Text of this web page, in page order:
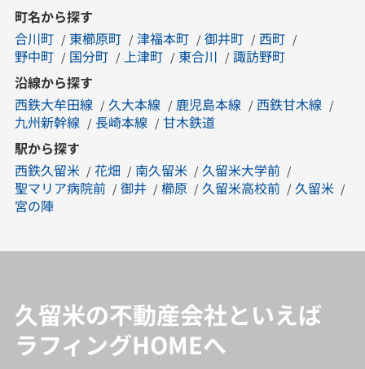
町名から探す
合川町
東櫛原町 津福本町 御井町
西町
野中町
国分町 上津町 東合川
諏訪野町
沿線から探す
西鉄大牟田線
久大本線 鹿児島本線
西鉄甘木線
九州新幹線
長崎本線
甘木鉄道
駅から探す
西鉄久留米
花畑 南久留米
久留米大学前
聖マリア病院前
御井 櫛原 久留米高校前
久留米
宮の陣
久留米の不動産会社といえば
ラフィングHOMEへ